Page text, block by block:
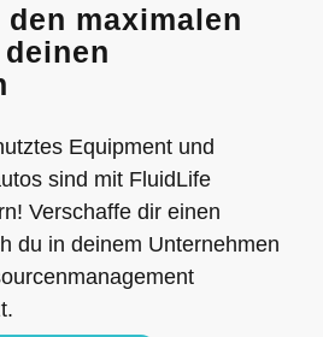
maximalen
Equipment und
sind mit FluidLife
Verschaffe dir einen
du in deinem Unternehmen